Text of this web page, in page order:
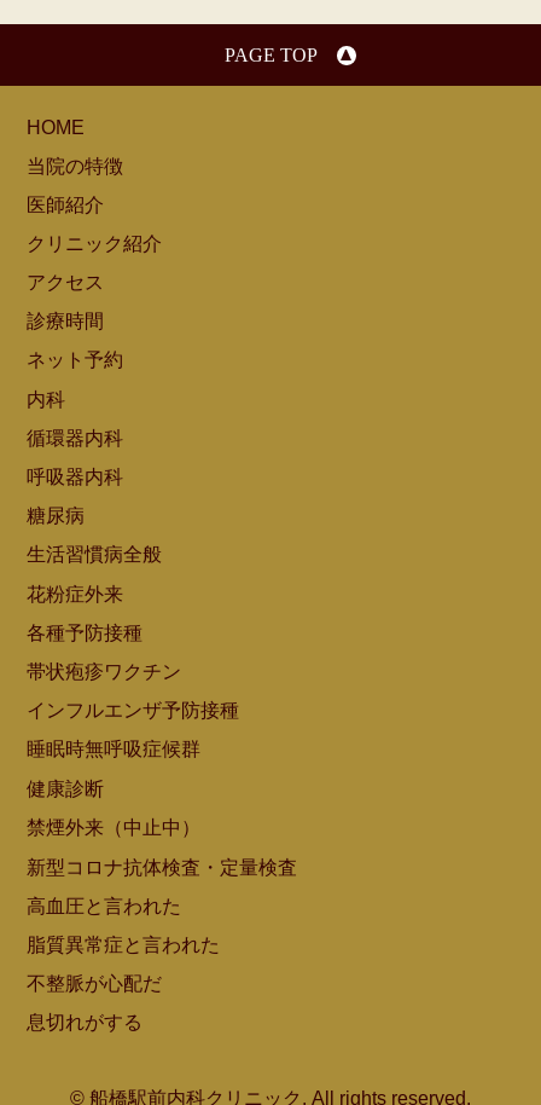
PAGE TOP
HOME
当院の特徴
医師紹介
クリニック紹介
アクセス
診療時間
ネット予約
内科
循環器内科
呼吸器内科
糖尿病
生活習慣病全般
花粉症外来
各種予防接種
帯状疱疹ワクチン
インフルエンザ予防接種
睡眠時無呼吸症候群
健康診断
禁煙外来（中止中）
新型コロナ抗体検査・定量検査
高血圧と言われた
脂質異常症と言われた
不整脈が心配だ
息切れがする
© 船橋駅前内科クリニック. All rights reserved.